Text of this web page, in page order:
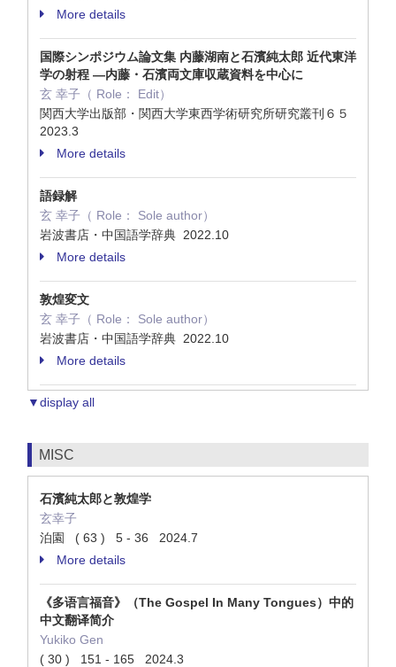
More details
国際シンポジウム論文集 内藤湖南と石濱純太郎 近代東洋
学の射程 —内藤・石濱両文庫収蔵資料を中心に
玄 幸子（ Role： Edit）
関西大学出版部・関西大学東西学術研究所研究叢刊６５
2023.3
More details
語録解
玄 幸子（ Role： Sole author）
岩波書店・中国語学辞典 2022.10
More details
敦煌変文
玄 幸子（ Role： Sole author）
岩波書店・中国語学辞典 2022.10
More details
▼display all
MISC
石濱純太郎と敦煌学
玄幸子
泊園 ( 63 ) 5 - 36 2024.7
More details
《多语言福音》（The Gospel In Many Tongues）中的
中文翻译简介
Yukiko Gen
( 30 ) 151 - 165 2024.3